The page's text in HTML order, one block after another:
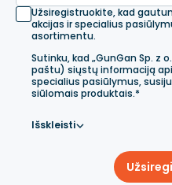
Užsiregistruokite, kad
akcijas ir specialius
asortimentu.
Sutinku, kad „GunGan Sp. z
paštu) siųstų informaciją
specialius pasiūlymus,
siūlomais produktais.*
Išskleisti